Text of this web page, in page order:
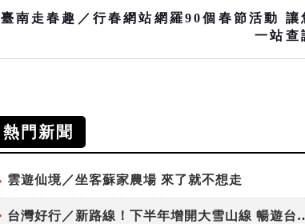
臺南走春趣／行春網站網羅90個春節活動 讓
一站查
熱門新聞
雲遊仙境／坐客蘇家農場 來了就不想走
台灣好行／新路線！下半